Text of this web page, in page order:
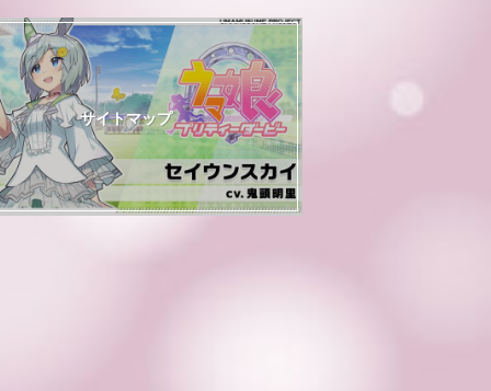
サイトマップ